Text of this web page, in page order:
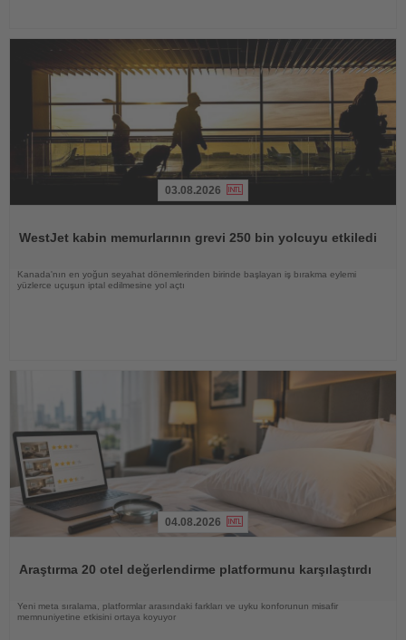
03.08.2026
WestJet kabin memurlarının grevi 250 bin yolcuyu etkiledi
Kanada'nın en yoğun seyahat dönemlerinden birinde başlayan iş bırakma eylemi
yüzlerce uçuşun iptal edilmesine yol açtı
04.08.2026
Araştırma 20 otel değerlendirme platformunu karşılaştırdı
Yeni meta sıralama, platformlar arasındaki farkları ve uyku konforunun misafir
memnuniyetine etkisini ortaya koyuyor